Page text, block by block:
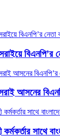
বিএনপি’র
আসনের
কর্মকর্তার সাথে